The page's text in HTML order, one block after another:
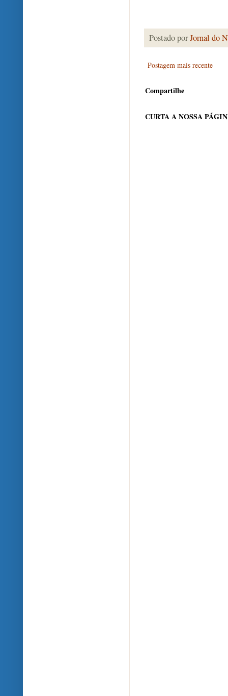
Postado porJornal do
Postagem mais recente
Compartilhe
CURTA A NOSSA